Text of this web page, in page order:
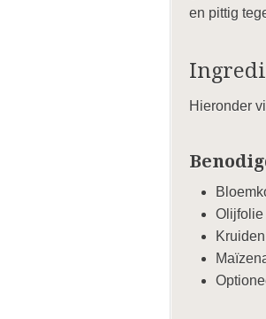
en pittig
Hieronder
Olijfolie